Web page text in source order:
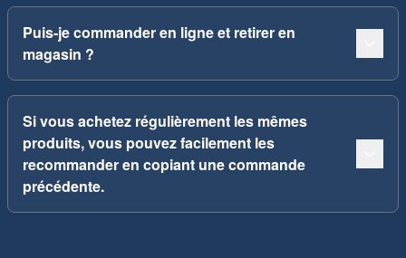
Puis-je commander en ligne et retirer en
magasin ?
Si vous achetez régulièrement les mêmes
produits, vous pouvez facilement les
recommander en copiant une commande
précédente.